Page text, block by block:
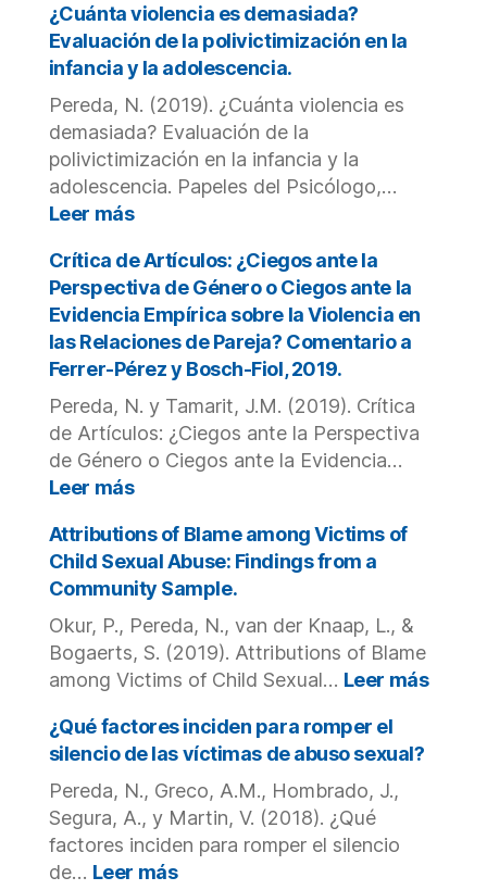
niñas
Aymara
relación
con
post-
traumática.
¿Cuánta violencia es demasiada?
Evaluación de la polivictimización en la
infancia y la adolescencia.
Pereda, N. (2019). ¿Cuánta violencia es
demasiada? Evaluación de la
polivictimización en la infancia y la
adolescencia. Papeles del Psicólogo,…
Leer más:
violencia
es
demasiada?
Evaluación
de
la
polivictimización
en
infancia
y
adolescencia.
Crítica de Artículos: ¿Ciegos ante la
Perspectiva de Género o Ciegos ante la
Evidencia Empírica sobre la Violencia en
las Relaciones de Pareja? Comentario a
Ferrer-Pérez y Bosch-Fiol, 2019.
Pereda, N. y Tamarit, J.M. (2019). Crítica
de Artículos: ¿Ciegos ante la Perspectiva
de Género o Ciegos ante la Evidencia…
Leer más:
de
Artículos:
¿Ciegos
ante
la
Perspectiva
de
o
Ciegos
la
Evidencia
Empírica
sobre
Attributions of Blame among Victims of
Child Sexual Abuse: Findings from a
Community Sample.
Okur, P., Pereda, N., van der Knaap, L., &
Bogaerts, S. (2019). Attributions of Blame
among Victims of Child Sexual… Leer más:
¿Qué factores inciden para romper el
silencio de las víctimas de abuso sexual?
Pereda, N., Greco, A.M., Hombrado, J.,
Segura, A., y Martin, V. (2018). ¿Qué
factores inciden para romper el silencio
de… Leer más: